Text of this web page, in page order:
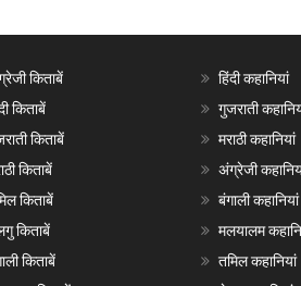
किताबें
किताबें
किताबें
किताबें
किताबें
किताबें
किताबें
हिंदी कहानियां
गुजराती
मराठी कहानियां
अंग्रेजी
बंगाली कहानियां
मलयालम
तमिल कहानियां